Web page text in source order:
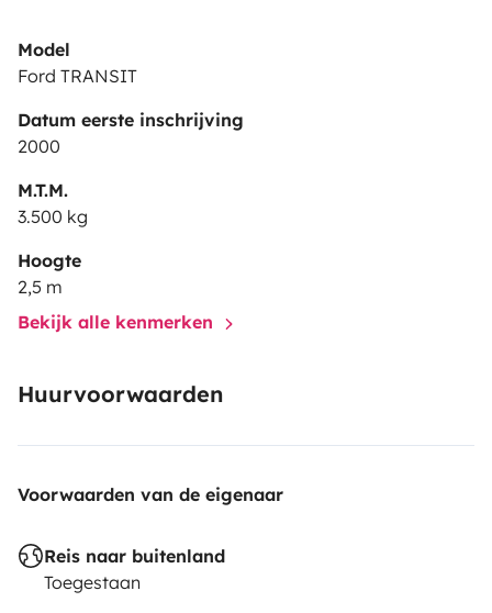
Model
Ford TRANSIT
Datum eerste inschrijving
2000
M.T.M.
3.500 kg
Hoogte
2,5 m
Bekijk alle kenmerken
Huurvoorwaarden
Voorwaarden van de eigenaar
Reis naar buitenland
Toegestaan